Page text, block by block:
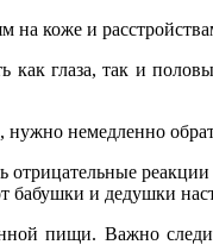
коже и
глаза, так и
немедленно
бабушки и дедушки
пищи. Важно